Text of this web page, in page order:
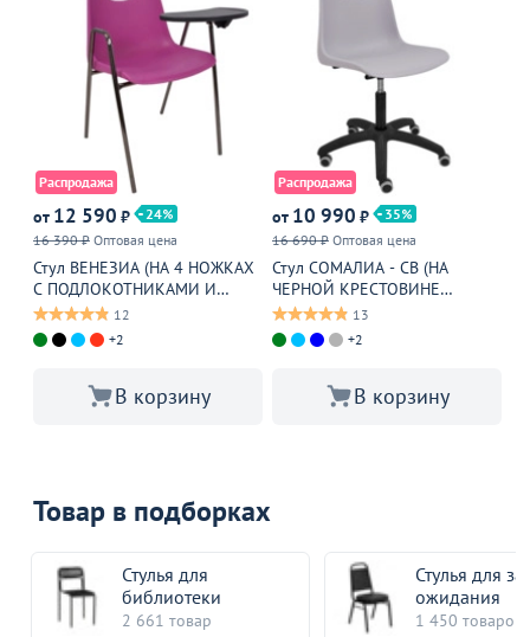
Распродажа
от 12 590 ₽
24
16 390 ₽ Оптовая цена
Стул ВЕНЕЗИА (НА 4 НОЖКАХ
С ПОДЛОКОТНИКАМИ И
СТОЛИКОМ - БЛЭК),
малиновый
12
+2
В корзину
Распродажа
от 10 990 ₽
35
16 690 ₽ Оптовая цена
Стул СОМАЛИА - СВ (НА
ЧЕРНОЙ КРЕСТОВИНЕ
СОМАЛИА), серый
13
+2
В корзину
Товар в подборках
Стулья для
библиотеки
2 661 товар
Стулья для
ожидания
1 450 товаров